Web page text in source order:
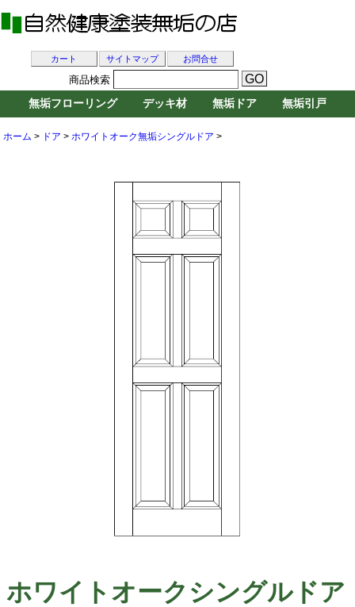
ホーム > ドア > ホワイトオーク無垢シングルドア >
ホワイトオークシングルドア
カート サイトマップ お問合せ
商品検索
無垢フローリング デッキ材 無垢ドア 無垢引戸